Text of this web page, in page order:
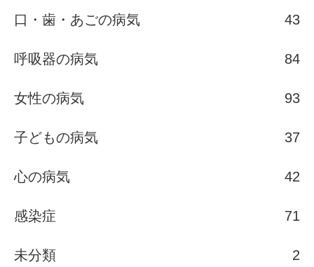
口・歯・あごの病気 43
呼吸器の病気 84
女性の病気 93
子どもの病気 37
心の病気 42
感染症 71
未分類 2